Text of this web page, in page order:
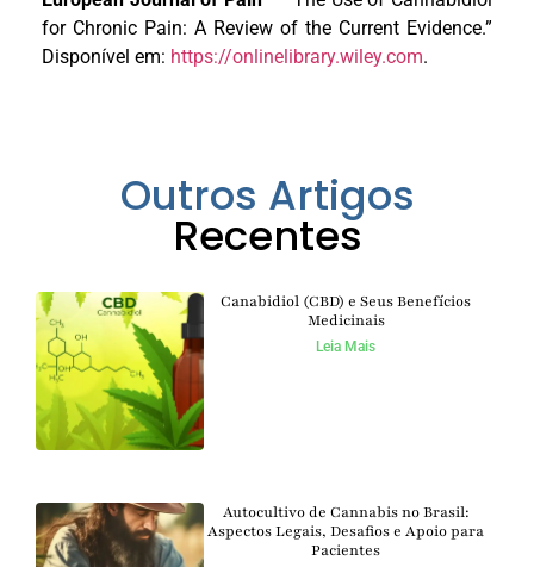
for Chronic Pain: A Review of the Current Evidence.”
Disponível em: https://onlinelibrary.wiley.com.
Canabidiol (CBD) e Seus Benefícios
Medicinais
Leia Mais
Autocultivo de Cannabis no Brasil:
Aspectos Legais, Desafios e Apoio para
Pacientes
Outros Artigos
Recentes